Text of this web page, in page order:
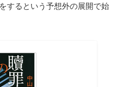
するという予想外の展開で始